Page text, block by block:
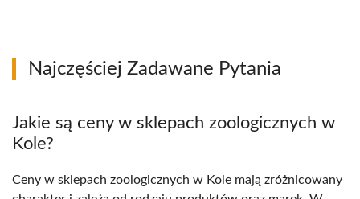
Najczęściej Zadawane Pytania
Jakie są ceny w sklepach zoologicznych w
Kole?
Ceny w sklepach zoologicznych w Kole mają zróżnicowany